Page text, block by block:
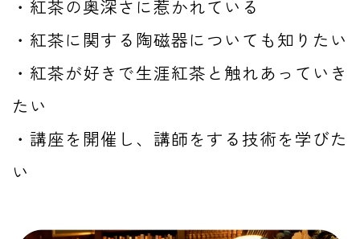
・紅茶の奥深さに惹かれている
・紅茶に関する陶磁器についても知りたい
・紅茶が好きで生涯紅茶と触れあっていき
たい
・講座を開催し、講師をする技術を学びた
い